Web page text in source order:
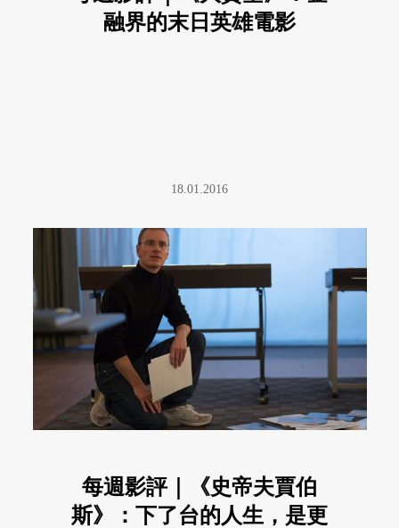
融界的末日英雄電影
18.01.2016
每週影評｜《史帝夫賈伯
斯》：下了台的人生，是更